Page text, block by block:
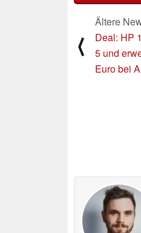
⟨
Ältere
Deal: HP
5 und
Euro bei